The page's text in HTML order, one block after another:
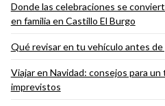
Donde las celebraciones se
en familia en Castillo El Burgo
Qué revisar en tu vehículo antes
Viajar en Navidad: consejos para
imprevistos